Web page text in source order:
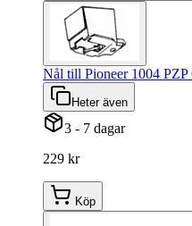
Nål till Pioneer 1004 PZP
Heter även
3 - 7 dagar
229 kr
Köp